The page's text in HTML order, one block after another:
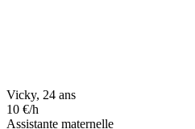
Vicky, 24 ans
10 €/h
Assistante maternelle